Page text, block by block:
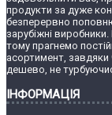
продукти за дуже
безперервно
зарубіжні
тому прагнемо
асортимент,
дешево, не
ІНФОРМАЦІЯ